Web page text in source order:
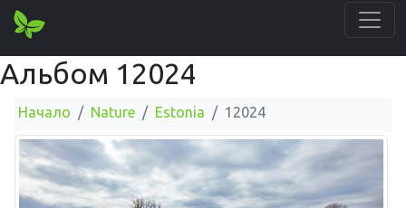
Альбом 12024
Начало Nature Estonia 12024